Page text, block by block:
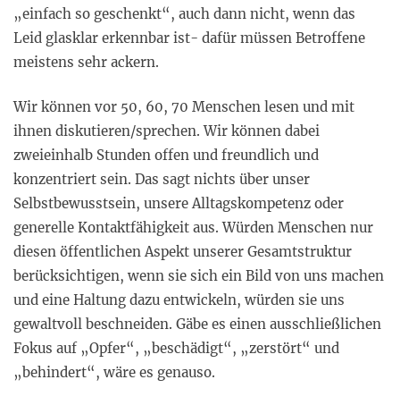
„einfach so geschenkt“, auch dann nicht, wenn das
Leid glasklar erkennbar ist- dafür müssen Betroffene
meistens sehr ackern.
Wir können vor 50, 60, 70 Menschen lesen und mit
ihnen diskutieren/sprechen. Wir können dabei
zweieinhalb Stunden offen und freundlich und
konzentriert sein. Das sagt nichts über unser
Selbstbewusstsein, unsere Alltagskompetenz oder
generelle Kontaktfähigkeit aus. Würden Menschen nur
diesen öffentlichen Aspekt unserer Gesamtstruktur
berücksichtigen, wenn sie sich ein Bild von uns machen
und eine Haltung dazu entwickeln, würden sie uns
gewaltvoll beschneiden. Gäbe es einen ausschließlichen
Fokus auf „Opfer“, „beschädigt“, „zerstört“ und
„behindert“, wäre es genauso.